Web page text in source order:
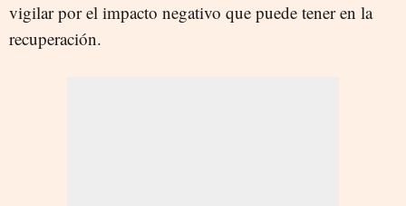
vigilar por el impacto negativo que puede tener en la
recuperación.